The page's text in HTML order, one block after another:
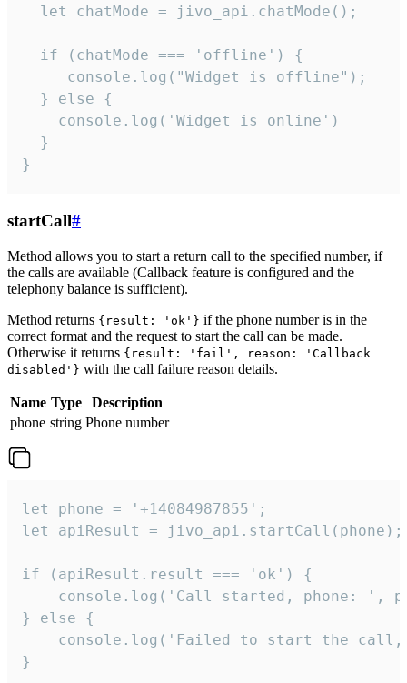
  let chatMode = jivo_api.chatMode();
  if (chatMode === 'offline') {
     console.log("Widget is offline");
  } else {
    console.log('Widget is online')
  }
}
startCall#
Method allows you to start a return call to the specified number, if
the calls are available (Callback feature is configured and the
telephony balance is sufficient).
Method returns {result: 'ok'} if the phone number is in the
correct format and the request to start the call can be made.
Otherwise it returns {result: 'fail', reason: 'Callback
disabled'} with the call failure reason details.
Name Type
Description
phone string Phone number
let phone = '+14084987855';
let apiResult = jivo_api.startCall(phone);
if (apiResult.result === 'ok') {
console.log('Call started, phone: ',
} else {
console.log('Failed to start the
}